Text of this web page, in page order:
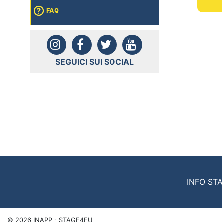
FAQ
SEGUICI SUI SOCIAL
INFO
© 2026 INAPP - STAGE4EU